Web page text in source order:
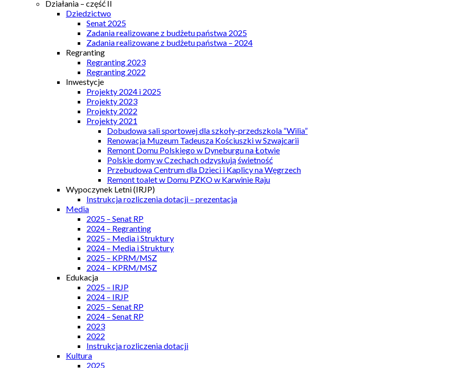
Działania – część II
Dziedzictwo
Senat 2025
Zadania realizowane z budżetu państwa 2025
Zadania realizowane z budżetu państwa – 2024
Regranting
Regranting 2023
Regranting 2022
Inwestycje
Projekty 2024 i 2025
Projekty 2023
Projekty 2022
Projekty 2021
Dobudowa sali sportowej dla szkoły-przedszkola “Wilia”
Renowacja Muzeum Tadeusza Kościuszki w Szwajcarii
Remont Domu Polskiego w Dyneburgu na Łotwie
Polskie domy w Czechach odzyskują świetność
Przebudowa Centrum dla Dzieci i Kaplicy na Węgrzech
Remont toalet w Domu PZKO w Karwinie Raju
Wypoczynek Letni (IRJP)
Instrukcja rozliczenia dotacji – prezentacja
Media
2025 – Senat RP
2024 – Regranting
2025 – Media i Struktury
2024 – Media i Struktury
2025 – KPRM/MSZ
2024 – KPRM/MSZ
Edukacja
2025 – IRJP
2024 – IRJP
2025 – Senat RP
2024 – Senat RP
2023
2022
Instrukcja rozliczenia dotacji
Kultura
2025